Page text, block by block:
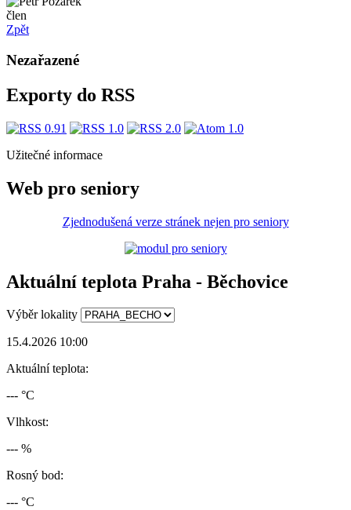
člen
Zpět
Nezařazené
Exporty do RSS
Užitečné informace
Web pro seniory
Zjednodušená verze stránek nejen pro seniory
Aktuální teplota Praha - Běchovice
Výběr lokality
15.4.2026 10:00
Aktuální teplota:
--- °C
Vlhkost:
--- %
Rosný bod:
--- °C